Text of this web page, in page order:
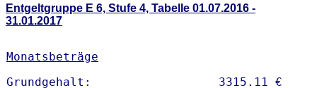
Entgeltgruppe E 6, Stufe 4, Tabelle 01.07.2016 -
31.01.2017
Monatsbeträge